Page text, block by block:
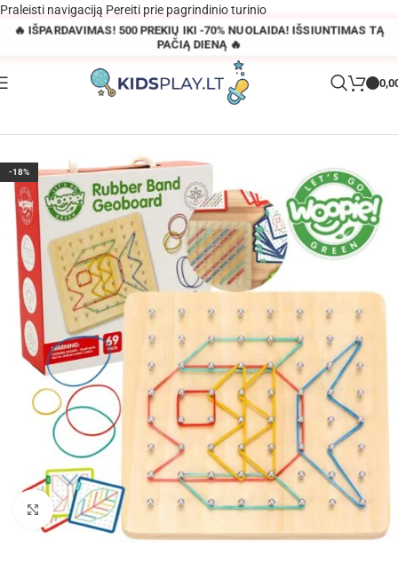
Praleisti navigaciją Pereiti prie pagrindinio turinio
🔥 IŠPARDAVIMAS! 500 PREKIŲ IKI -70% NUOLAIDA! IŠSIUNTIMAS TĄ
PAČIĄ DIENĄ 🔥
Parduotuvė Medinis guminių juostų galvosūkis 69 vnt
-18%
Padidinti